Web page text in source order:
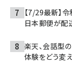
【7/29最新】
日本郵便が配
楽天、会話型
体験をどう変